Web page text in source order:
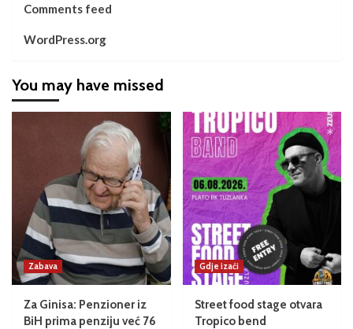
Comments feed
WordPress.org
You may have missed
Zabava
Za Ginisa: Penzioner iz
BiH prima penziju već 76
Gdje izaći
Street food stage otvara
Tropico bend